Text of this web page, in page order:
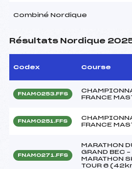
Combiné Nordique
Résultats Nordique
Codex Course
FNAM0253.FFS
FRANCE
FNAM0251.FFS
FRANCE
FNAM0271.FFS
MARATHON
GRAND BEC –
MARATHON
TOUR 6